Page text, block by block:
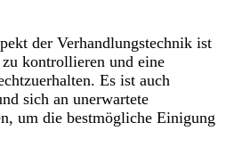
der Verhandlungstechnik ist
kontrollieren und eine
Es ist auch
sich an unerwartete
um die bestmögliche Einigung